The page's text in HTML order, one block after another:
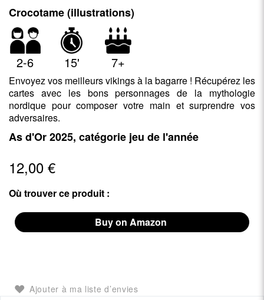
Crocotame (illustrations)
2-6 15' 7+
Envoyez vos meilleurs vikings à la bagarre ! Récupérez les
cartes avec les bons personnages de la mythologie
nordique pour composer votre main et surprendre vos
adversaires.
As d'Or 2025, catégorie jeu de l'année
12,00 €
Où trouver ce produit :
Buy on Amazon
Ajouter à ma liste d’envies